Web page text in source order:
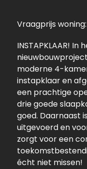
Vraagprijs
INSTAPKLAAR! In
nieuwbouwproject
moderne 4-
instapklaar en
een prachtige
drie goede
goed. Daarnaast
uitgevoerd en
zorgt voor een
écht niet missen!